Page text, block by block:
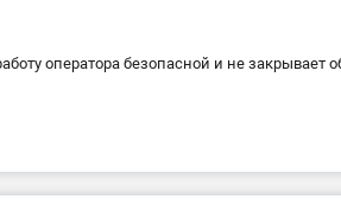
оператора безопасной и не закрывает